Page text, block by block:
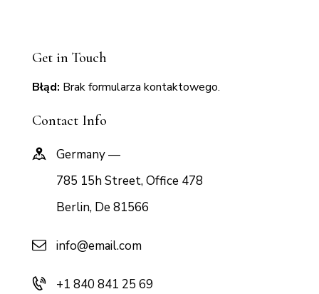
Get in Touch
Błąd: Brak formularza kontaktowego.
Contact Info
Germany —
785 15h Street, Office 478
Berlin, De 81566
info@email.com
+1 840 841 25 69